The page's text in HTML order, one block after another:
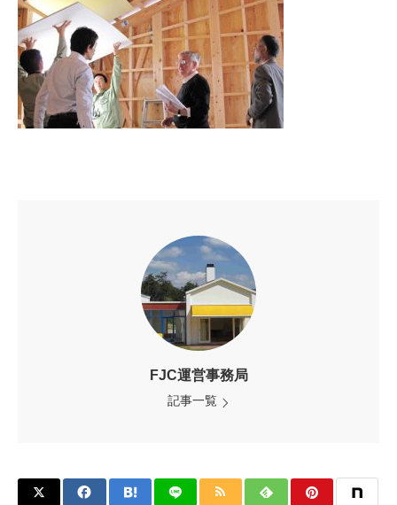
FJC運営事務局
記事一覧